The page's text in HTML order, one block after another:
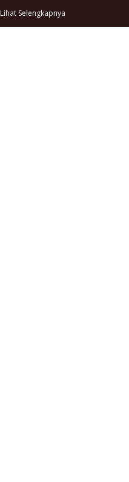
Lihat Selengkapnya